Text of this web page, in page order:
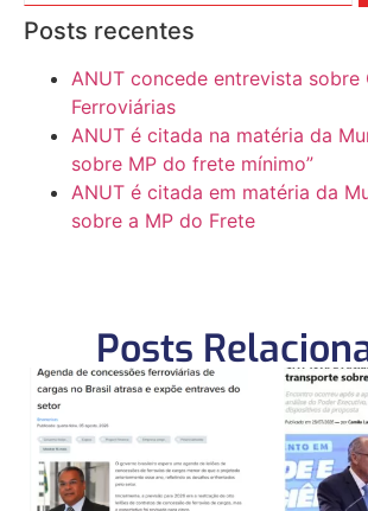
Posts recentes
ANUT concede entrevista sobre
Ferroviárias
ANUT é citada na matéria da
sobre MP do frete mínimo”
ANUT é citada em matéria da
sobre a MP do Frete
Posts